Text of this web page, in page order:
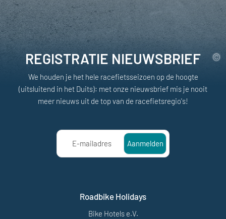
REGISTRATIE NIEUWSBRIEF
We houden je het hele racefietsseizoen op de hoogte
(uitsluitend in het Duits): met onze nieuwsbrief mis je nooit
meer nieuws uit de top van de racefietsregio's!
E-mailadres Aanmelden
Roadbike Holidays
Bike Hotels e.V.